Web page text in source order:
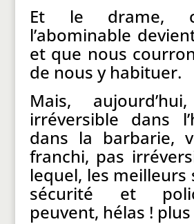
Et le drame,
l’abominable
et que nous
de nous y habituer.
Mais,
irréversible dans
dans la barbarie,
franchi, pas
lequel, les meilleurs
sécurité et
peuvent, hélas !